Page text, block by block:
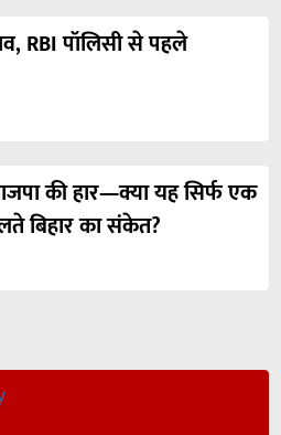
RBI पॉलिसी से पहले
की हार—क्या यह सिर्फ एक
बिहार का संकेत?